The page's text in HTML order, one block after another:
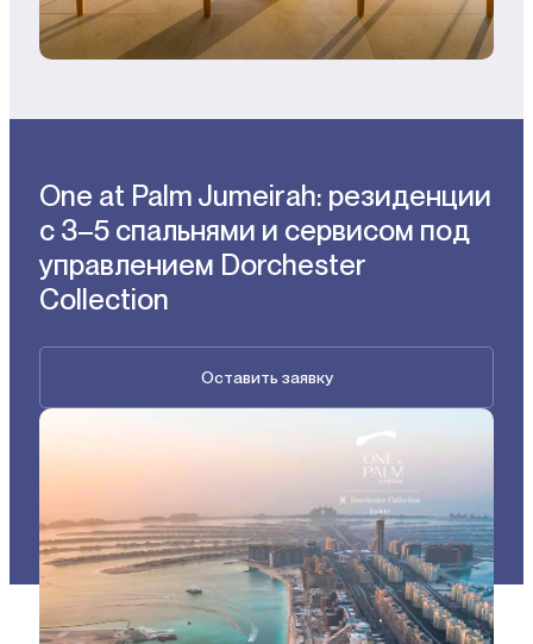
One at Palm Jumeirah: резиденции
с 3–5 спальнями и сервисом под
управлением Dorchester
Collection
Оставить заявку